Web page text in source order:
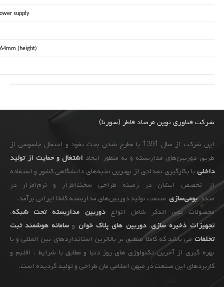
supply
(height)
شرکت فناوری نوین مرصاد فاطر (سورنا)
این شرکت از سال 1391 با مطرح شدن بحث نفوذ و احتمال جاسوسی از
طریق دوربین‌های مداربسته و به ‌منظور ایجاد اشتغال و حمایت از تولید
داخلی با بکارگیری تعدادی از بهترین نخبه‌های دانشگاهی کشور و استفاده
از تخصص ایشان در زمینه طراحی سخت‌افزار و نرم‌افزار در
صددبومی‌سازی صنعت تولید دوربین‌های مداربسته کاملا ایرانی برآمد.
محصولات فوق الذکر شامل انواع دوربین مداربسته تحت شبکه،
تجهیزات ذخیره سازی، دوربین های پلاک خوان وسامانه هوشمند ثبت
تخلفات می باشد که کاملا منطبق بر بالاترین استانداردهای بین المللی و با
بهره گیری از آخرین تکنولوژی های روز دنیا و مطابق با شرایط ، اقلیم و
کاربردهای این صنعت در میهن اسلامی مان طراحی و تولید گردیده است.